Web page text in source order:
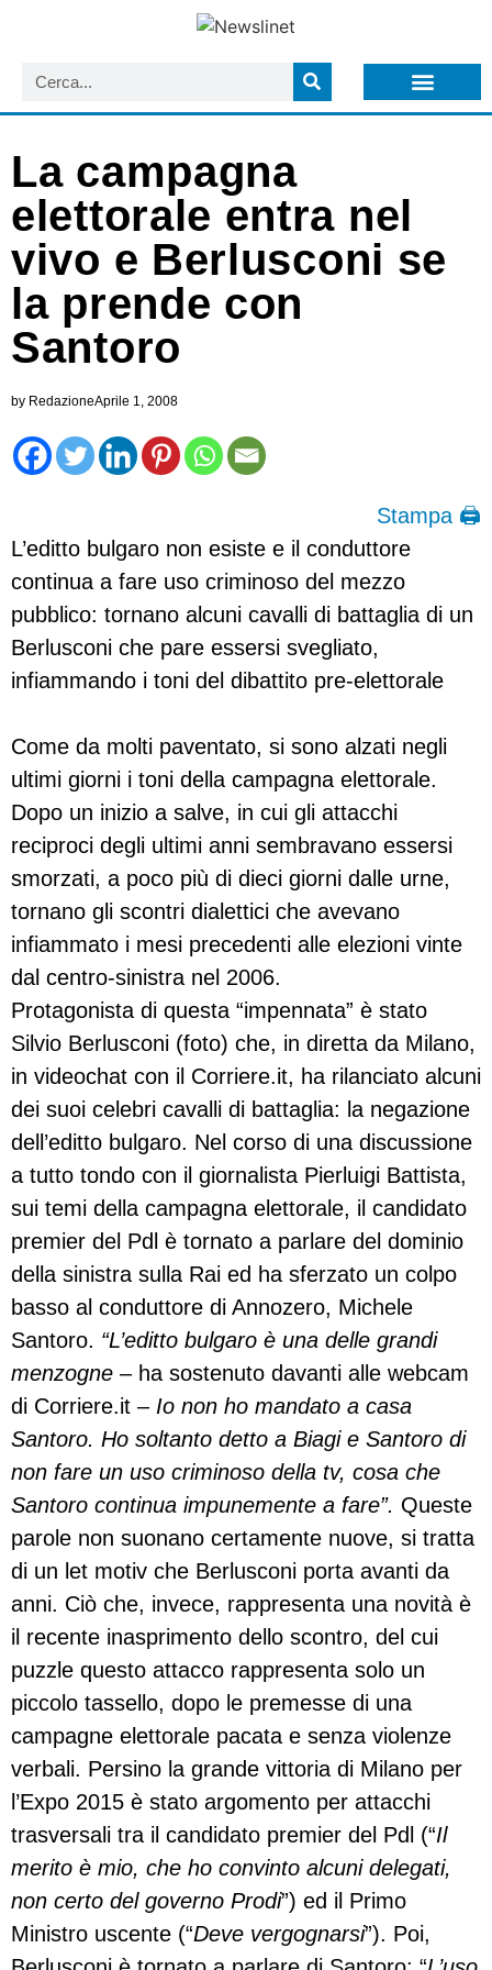
La campagna
elettorale entra nel
vivo e Berlusconi se
la prende con
Santoro
by RedazioneAprile 1, 2008
Stampa 🖨
L’editto bulgaro non esiste e il conduttore
continua a fare uso criminoso del mezzo
pubblico: tornano alcuni cavalli di battaglia di un
Berlusconi che pare essersi svegliato,
infiammando i toni del dibattito pre-elettorale
Come da molti paventato, si sono alzati negli
ultimi giorni i toni della campagna elettorale.
Dopo un inizio a salve, in cui gli attacchi
reciproci degli ultimi anni sembravano essersi
smorzati, a poco più di dieci giorni dalle urne,
tornano gli scontri dialettici che avevano
infiammato i mesi precedenti alle elezioni vinte
dal centro-sinistra nel 2006.
Protagonista di questa “impennata” è stato
Silvio Berlusconi (foto) che, in diretta da Milano,
in videochat con il Corriere.it, ha rilanciato alcuni
dei suoi celebri cavalli di battaglia: la negazione
dell’editto bulgaro. Nel corso di una discussione
a tutto tondo con il giornalista Pierluigi Battista,
sui temi della campagna elettorale, il candidato
premier del Pdl è tornato a parlare del dominio
della sinistra sulla Rai ed ha sferzato un colpo
basso al conduttore di Annozero, Michele
Santoro. “L’editto bulgaro è una delle grandi
menzogne – ha sostenuto davanti alle webcam
di Corriere.it – Io non ho mandato a casa
Santoro. Ho soltanto detto a Biagi e Santoro di
non fare un uso criminoso della tv, cosa che
Santoro continua impunemente a fare”. Queste
parole non suonano certamente nuove, si tratta
di un let motiv che Berlusconi porta avanti da
anni. Ciò che, invece, rappresenta una novità è
il recente inasprimento dello scontro, del cui
puzzle questo attacco rappresenta solo un
piccolo tassello, dopo le premesse di una
campagne elettorale pacata e senza violenze
verbali. Persino la grande vittoria di Milano per
l’Expo 2015 è stato argomento per attacchi
trasversali tra il candidato premier del Pdl (“Il
merito è mio, che ho convinto alcuni delegati,
non certo del governo Prodi”) ed il Primo
Ministro uscente (“Deve vergognarsi”). Poi,